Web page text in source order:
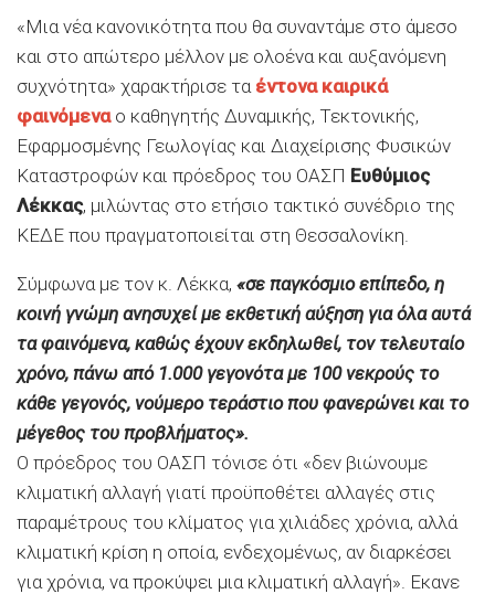
«Μια νέα κανονικότητα που θα συναντάμε στο άμεσο
και στο απώτερο μέλλον με ολοένα και αυξανόμενη
συχνότητα» χαρακτήρισε τα έντονα καιρικά
φαινόμεναο καθηγητής Δυναμικής, Τεκτονικής,
Εφαρμοσμένης Γεωλογίας και Διαχείρισης Φυσικών
Καταστροφών και πρόεδρος του ΟΑΣΠ Ευθύμιος
Λέκκας, μιλώντας στο ετήσιο τακτικό συνέδριο της
ΚΕΔΕ που πραγματοποιείται στη Θεσσαλονίκη.
Σύμφωνα με τον κ. Λέκκα, «σε παγκόσμιο επίπεδο, η
κοινή γνώμη ανησυχεί με εκθετική αύξηση για όλα αυτά
τα φαινόμενα, καθώς έχουν εκδηλωθεί, τον τελευταίο
χρόνο, πάνω από 1.000 γεγονότα με 100 νεκρούς το
κάθε γεγονός, νούμερο τεράστιο που φανερώνει και το
μέγεθος του προβλήματος».
Ο πρόεδρος του ΟΑΣΠ τόνισε ότι «δεν βιώνουμε
κλιματική αλλαγή γιατί προϋποθέτει αλλαγές στις
παραμέτρους του κλίματος για χιλιάδες χρόνια, αλλά
κλιματική κρίση η οποία, ενδεχομένως, αν διαρκέσει
για χρόνια, να προκύψει μια κλιματική αλλαγή». Εκανε